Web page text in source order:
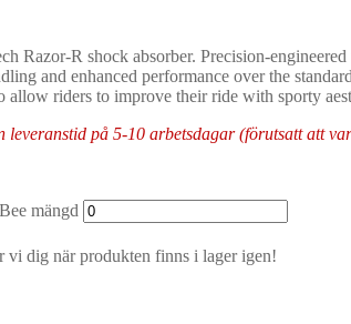
Razor-R shock absorber. Precision-
and enhanced performance over the
allow riders to improve their ride with sporty
på 5-10 arbetsdagar (förutsatt att
mängd
vi dig när produkten finns i lager igen!